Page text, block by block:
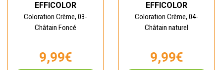
EFFICOLOR
Coloration Crème, 03-
Châtain Foncé
9,99€
EFFICOLOR
Coloration Crème, 04-
Châtain naturel
9,99€